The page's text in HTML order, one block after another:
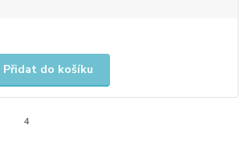
Přidat do košíku
4